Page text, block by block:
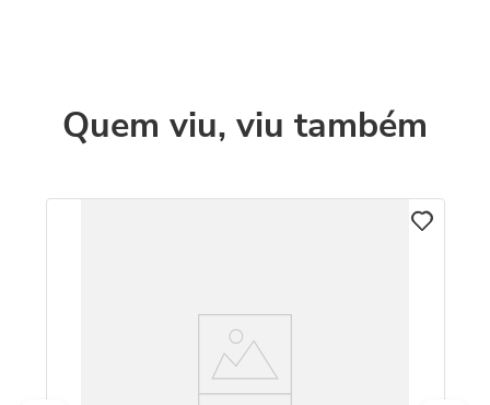
Quem viu, viu também